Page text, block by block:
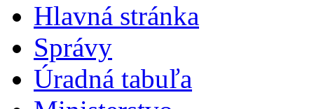
Hlavná stránka
Správy
Úradná tabuľa